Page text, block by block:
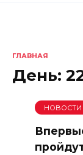
ГЛАВНАЯ
День:
НОВОСТИ